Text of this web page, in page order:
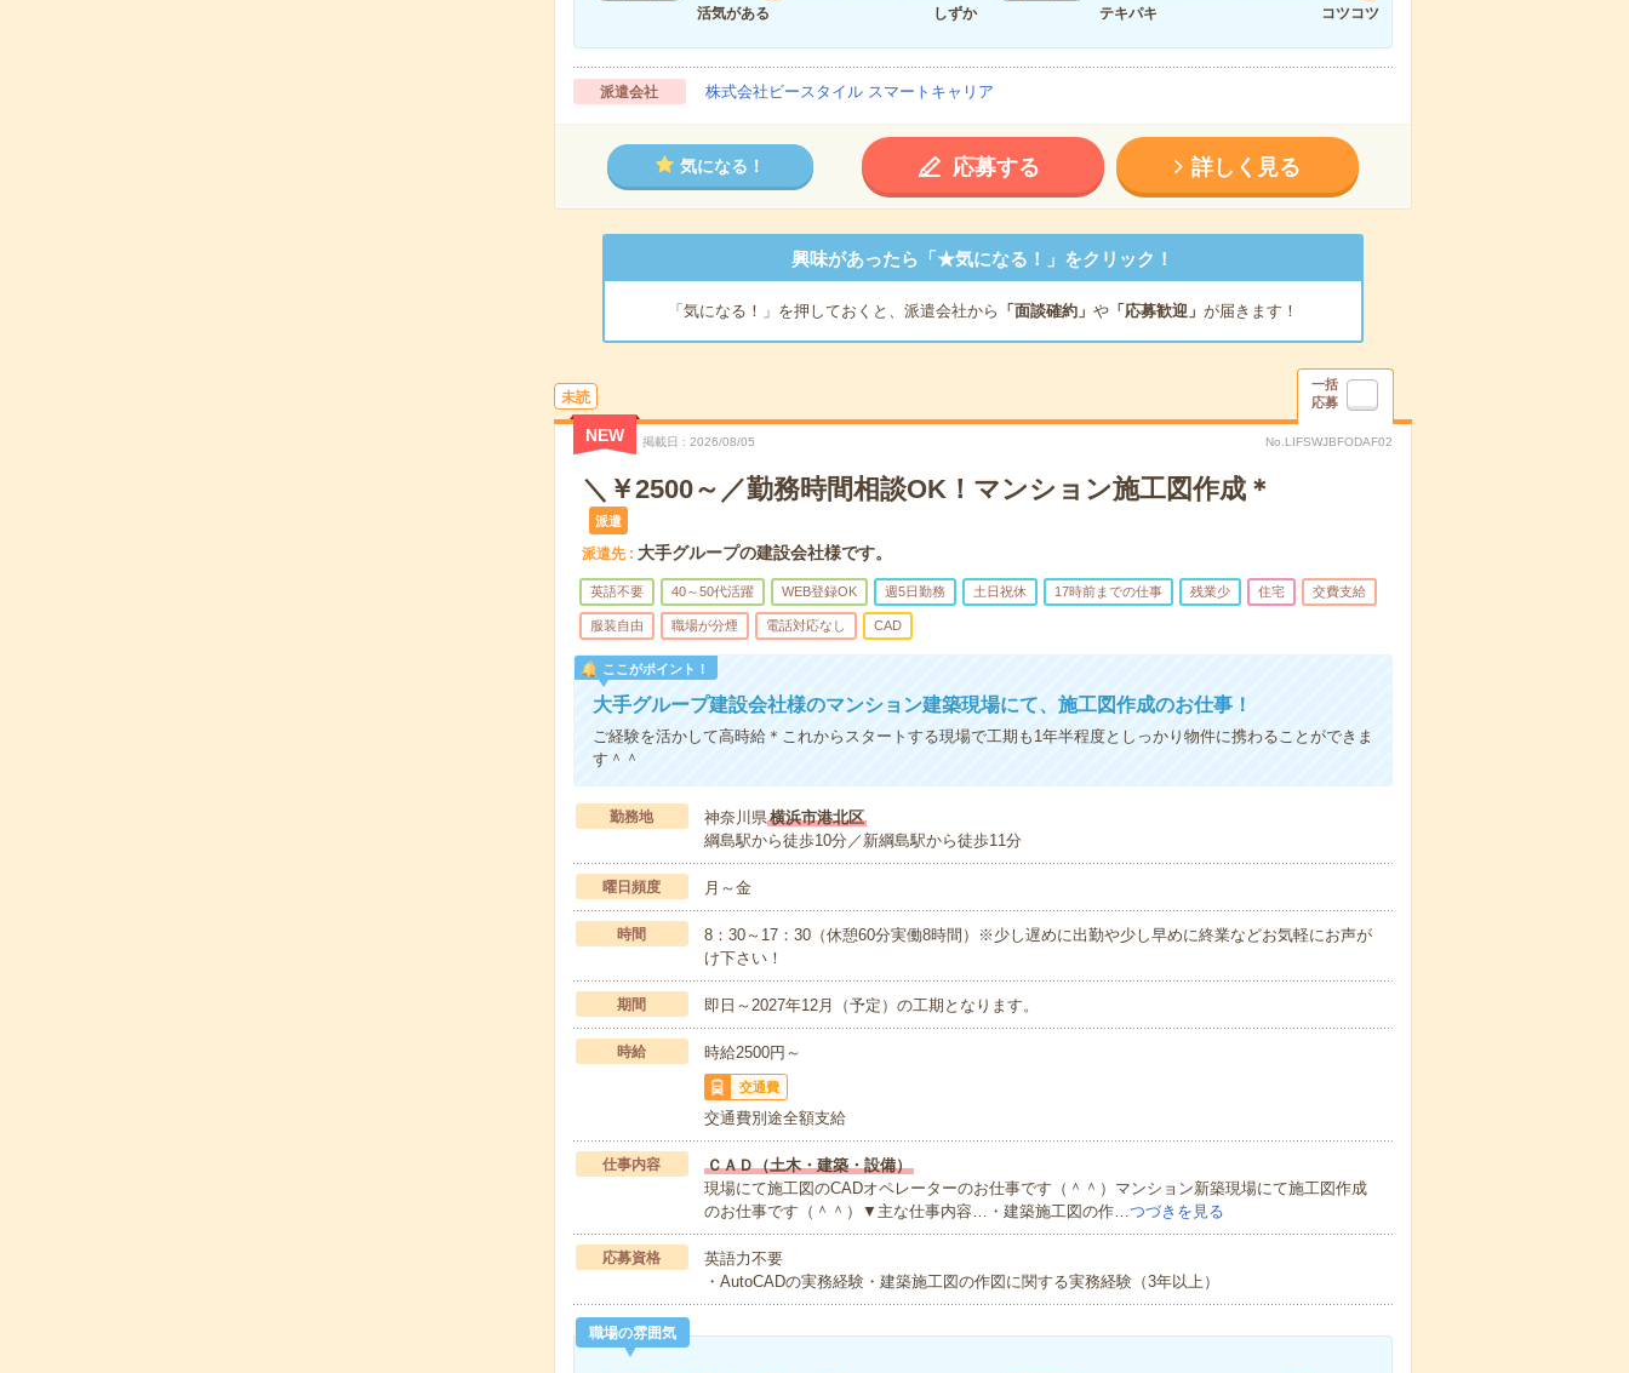
活気がある
しずか
テキパキ
コツコツ
派遣会社 株式会社ビースタイル スマートキャリア
気になる！ 応募する 詳しく見る
興味があったら「★気になる！」をクリック！
「気になる！」を押しておくと、派遣会社から 「面談確約」 や「応募歓迎」 が届きます！
未読
一括
応募
NEW 掲載日 2026/08/05 No.LIFSWJBFODAF02
＼￥2500～／勤務時間相談OK！マンション施工図作成＊
派遣
派遣先 大手グループの建設会社様です。
英語不要 40～50代活躍 WEB登録OK 週5日勤務 土日祝休 17時前までの仕事 残業少 住宅 交費支給
服装自由 職場が分煙 電話対応なし CAD
ここがポイント！
大手グループ建設会社様のマンション建築現場にて、施工図作成のお仕事！
ご経験を活かして高時給＊これからスタートする現場で工期も1年半程度としっかり物件に携わることができま
す＾＾
勤務地 神奈川県横浜市港北区
綱島駅から徒歩10分／新綱島駅から徒歩11分
曜日頻度 月～金
時間
8：30～17：30（休憩60分実働8時間）※少し遅めに出勤や少し早めに終業などお気軽にお声が
け下さい！
期間 即日～2027年12月（予定）の工期となります。
時給 時給2500円～
交通費
交通費別途全額支給
仕事内容
ＣＡＤ（土木・建築・設備）
現場にて施工図のCADオペレーターのお仕事です（＾＾）マンション新築現場にて施工図作成
のお仕事です（＾＾）▼主な仕事内容…・建築施工図の作…つづきを見る
応募資格
英語力不要
・AutoCADの実務経験・建築施工図の作図に関する実務経験（3年以上）
職場の雰囲気